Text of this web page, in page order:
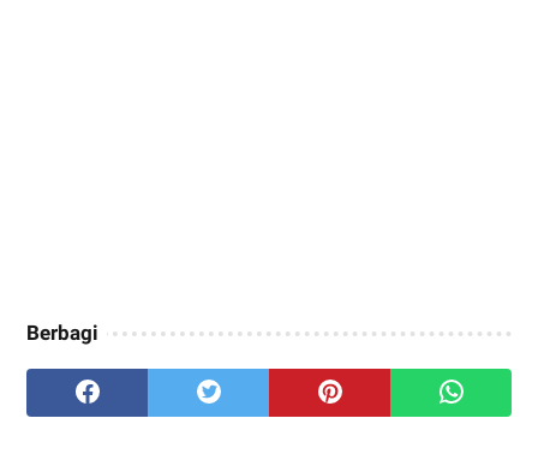
Berbagi